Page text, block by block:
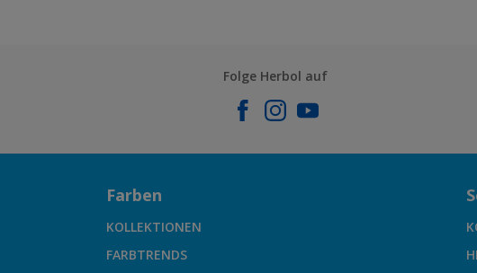
Folge Herbol auf
Farben
KOLLEKTIONEN
FARBTRENDS